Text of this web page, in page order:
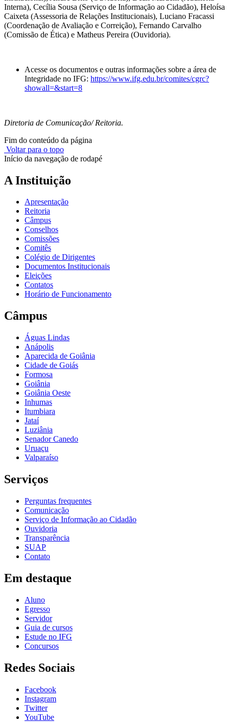
Interna), Cecília Sousa (Serviço de Informação ao Cidadão), Heloísa
Caixeta (Assessoria de Relações Institucionais), Luciano Fracassi
(Coordenação de Avaliação e Correição), Fernando Carvalho
(Comissão de Ética) e Matheus Pereira (Ouvidoria).
Acesse os documentos e outras informações sobre a área de
Integridade no IFG: https://www.ifg.edu.br/comites/cgrc?
showall=&start=8
Diretoria de Comunicação/ Reitoria.
Fim do conteúdo da página
Voltar para o topo
Início da navegação de rodapé
A Instituição
Apresentação
Reitoria
Câmpus
Conselhos
Comissões
Comitês
Colégio de Dirigentes
Documentos Institucionais
Eleições
Contatos
Horário de Funcionamento
Câmpus
Águas Lindas
Anápolis
Aparecida de Goiânia
Cidade de Goiás
Formosa
Goiânia
Goiânia Oeste
Inhumas
Itumbiara
Jataí
Luziânia
Senador Canedo
Uruaçu
Valparaíso
Serviços
Perguntas frequentes
Comunicação
Serviço de Informação ao Cidadão
Ouvidoria
Transparência
SUAP
Contato
Em destaque
Aluno
Egresso
Servidor
Guia de cursos
Estude no IFG
Concursos
Redes Sociais
Facebook
Instagram
Twitter
YouTube